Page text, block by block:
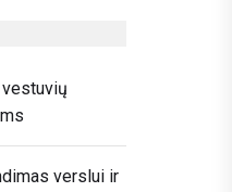
verslui ir